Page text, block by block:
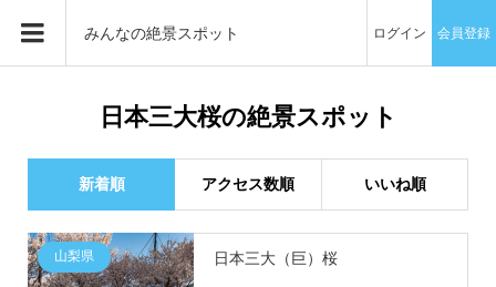
みんなの絶景スポット ログイン 会員登録
日本三大桜の絶景スポット
新着順 アクセス数順 いいね順
山梨県 日本三大（巨）桜